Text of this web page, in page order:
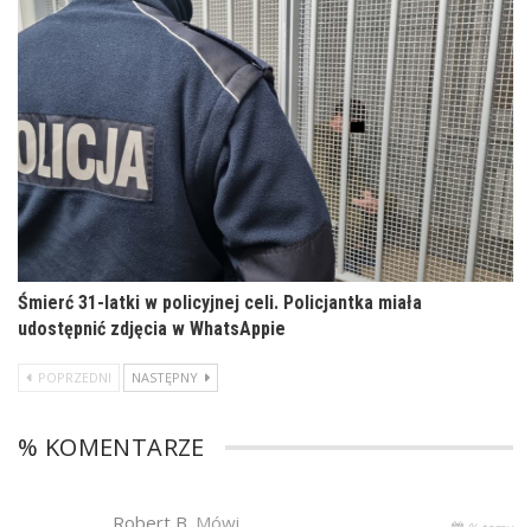
Śmierć 31-latki w policyjnej celi. Policjantka miała
udostępnić zdjęcia w WhatsAppie
POPRZEDNI NASTĘPNY
% KOMENTARZE
Robert B. Mówi